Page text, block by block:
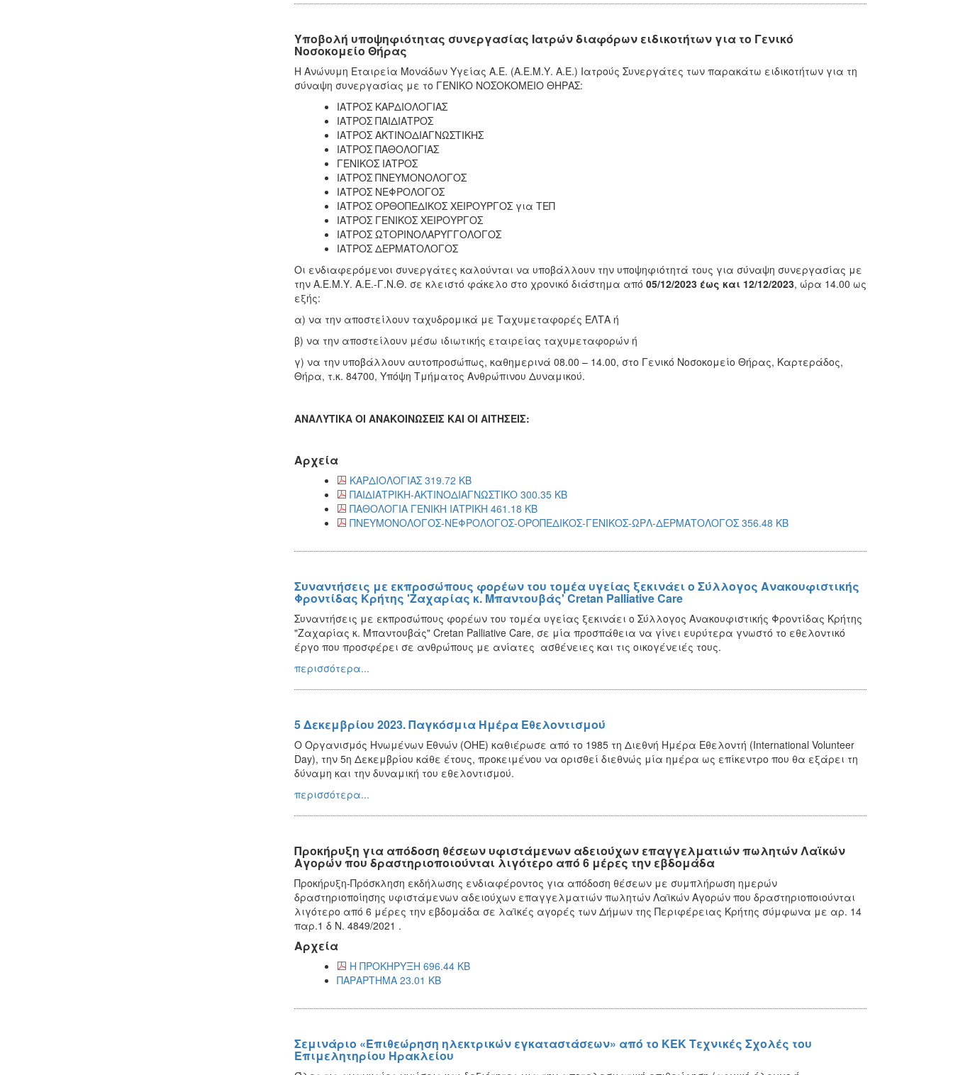
Υποβολή υποψηφιότητας συνεργασίας Ιατρών διαφόρων ειδικοτήτων για το Γενικό
Νοσοκομείο Θήρας
Η Ανώνυμη Εταιρεία Μονάδων Υγείας Α.Ε. (Α.Ε.Μ.Υ. Α.Ε.) Ιατρούς Συνεργάτες των παρακάτω ειδικοτήτων για τη
σύναψη συνεργασίας με το ΓΕΝΙΚΟ ΝΟΣΟΚΟΜΕΙΟ ΘΗΡΑΣ:
ΙΑΤΡΟΣ ΚΑΡΔΙΟΛΟΓΙΑΣ
ΙΑΤΡΟΣ ΠΑΙΔΙΑΤΡΟΣ
ΙΑΤΡΟΣ ΑΚΤΙΝΟΔΙΑΓΝΩΣΤΙΚΗΣ
ΙΑΤΡΟΣ ΠΑΘΟΛΟΓΙΑΣ
ΓΕΝΙΚΟΣ ΙΑΤΡΟΣ
ΙΑΤΡΟΣ ΠΝΕΥΜΟΝΟΛΟΓΟΣ
ΙΑΤΡΟΣ ΝΕΦΡΟΛΟΓΟΣ
ΙΑΤΡΟΣ ΟΡΘΟΠΕΔΙΚΟΣ ΧΕΙΡΟΥΡΓΟΣ για ΤΕΠ
ΙΑΤΡΟΣ ΓΕΝΙΚΟΣ ΧΕΙΡΟΥΡΓΟΣ
ΙΑΤΡΟΣ ΩΤΟΡΙΝΟΛΑΡΥΓΓΟΛΟΓΟΣ
ΙΑΤΡΟΣ ΔΕΡΜΑΤΟΛΟΓΟΣ
Οι ενδιαφερόμενοι συνεργάτες καλούνται να υποβάλλουν την υποψηφιότητά τους για σύναψη συνεργασίας με
την Α.Ε.Μ.Υ. Α.Ε.-Γ.Ν.Θ. σε κλειστό φάκελο στο χρονικό διάστημα από 05/12/2023 έως και 12/12/2023, ώρα 14.00 ως
εξής:
α) να την αποστείλουν ταχυδρομικά με Ταχυμεταφορές ΕΛΤΑ ή
β) να την αποστείλουν μέσω ιδιωτικής εταιρείας ταχυμεταφορών ή
γ) να την υποβάλλουν αυτοπροσώπως, καθημερινά 08.00 – 14.00, στο Γενικό Νοσοκομείο Θήρας, Καρτεράδος,
Θήρα, τ.κ. 84700, Υπόψη Τμήματος Ανθρώπινου Δυναμικού.
ΑΝΑΛΥΤΙΚΑ ΟΙ ΑΝΑΚΟΙΝΩΣΕΙΣ ΚΑΙ ΟΙ ΑΙΤΗΣΕΙΣ:
Αρχεία
ΚΑΡΔΙΟΛΟΓΙΑΣ 319.72 KB
ΠΑΙΔΙΑΤΡΙΚΗ-ΑΚΤΙΝΟΔΙΑΓΝΩΣΤΙΚΟ 300.35 KB
ΠΑΘΟΛΟΓΙΑ ΓΕΝΙΚΗ ΙΑΤΡΙΚΗ 461.18 KB
ΠΝΕΥΜΟΝΟΛΟΓΟΣ-ΝΕΦΡΟΛΟΓΟΣ-ΟΡΟΠΕΔΙΚΟΣ-ΓΕΝΙΚΟΣ-ΩΡΛ-ΔΕΡΜΑΤΟΛΟΓΟΣ 356.48 KB
Συναντήσεις με εκπροσώπους φορέων του τομέα υγείας ξεκινάει ο Σύλλογος Ανακουφιστικής
Φροντίδας Κρήτης 'Ζαχαρίας κ. Μπαντουβάς' Cretan Palliative Care
Συναντήσεις με εκπροσώπους φορέων του τομέα υγείας ξεκινάει ο Σύλλογος Ανακουφιστικής Φροντίδας Κρήτης
"Ζαχαρίας κ. Μπαντουβάς" Cretan Palliative Care, σε μία προσπάθεια να γίνει ευρύτερα γνωστό το εθελοντικό
έργο που προσφέρει σε ανθρώπους με ανίατες ασθένειες και τις οικογένειές τους.
περισσότερα...
5 Δεκεμβρίου 2023. Παγκόσμια Ημέρα Εθελοντισμού
Ο Οργανισμός Ηνωμένων Εθνών (OHE) καθιέρωσε από το 1985 τη Διεθνή Ημέρα Εθελοντή (International Volunteer
Day), την 5η Δεκεμβρίου κάθε έτους, προκειμένου να ορισθεί διεθνώς μία ημέρα ως επίκεντρο που θα εξάρει τη
δύναμη και την δυναμική του εθελοντισμού.
περισσότερα...
Προκήρυξη για απόδοση θέσεων υφιστάμενων αδειούχων επαγγελματιών πωλητών Λαϊκών
Αγορών που δραστηριοποιούνται λιγότερο από 6 μέρες την εβδομάδα
Προκήρυξη-Πρόσκληση εκδήλωσης ενδιαφέροντος για απόδοση θέσεων με συμπλήρωση ημερών
δραστηριοποίησης υφιστάμενων αδειούχων επαγγελματιών πωλητών Λαϊκών Αγορών που δραστηριοποιούνται
λιγότερο από 6 μέρες την εβδομάδα σε λαϊκές αγορές των Δήμων της Περιφέρειας Κρήτης σύμφωνα με αρ. 14
παρ.1 δ Ν. 4849/2021 .
Αρχεία
Η ΠΡΟΚΗΡΥΞΗ 696.44 KB
ΠΑΡΑΡΤΗΜΑ 23.01 KB
Σεμινάριο «Επιθεώρηση ηλεκτρικών εγκαταστάσεων» από το ΚΕΚ Τεχνικές Σχολές του
Επιμελητηρίου Ηρακλείου